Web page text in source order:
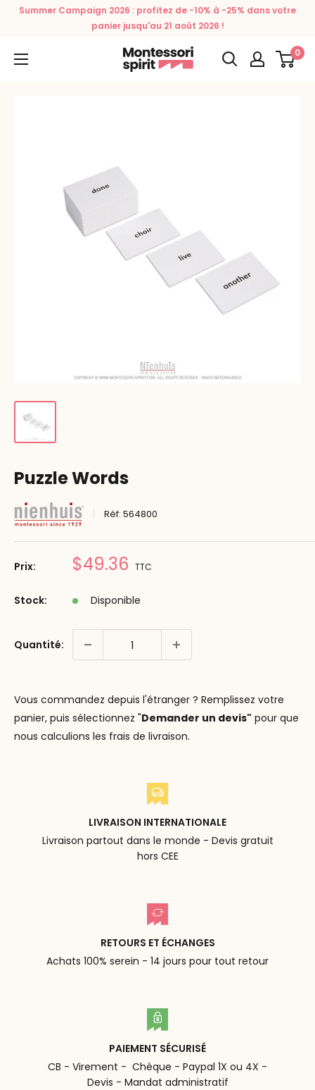
PasserSummer Campaign 2026 : profitez de -10% à -25% dans votre
panier jusqu'au 21 août 2026 !
Montessori
Spirit
0
Puzzle Words
Réf:564800
Prix: Prix
$49.36 TTC
Stock: Disponible
Quantité:
Vous commandez depuis l'étranger ? Remplissez votre
panier, puis sélectionnez "Demander un devis" pour que
nous calculions les frais de livraison.
LIVRAISON INTERNATIONALE
Livraison partout dans le monde - Devis gratuit
hors CEE
RETOURS ET ÉCHANGES
Achats 100% serein - 14 jours pour tout retour
PAIEMENT SÉCURISÉ
CB - Virement - Chèque - Paypal 1X ou 4X -
Devis - Mandat administratif